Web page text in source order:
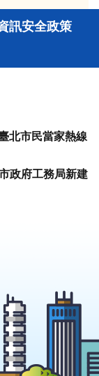
訊安全政策
北市民當家熱線
政府工務局新建